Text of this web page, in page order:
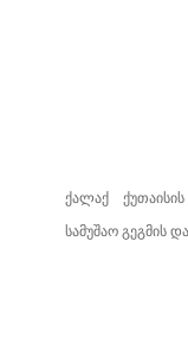
ქალაქ
სამუშაო გეგმის